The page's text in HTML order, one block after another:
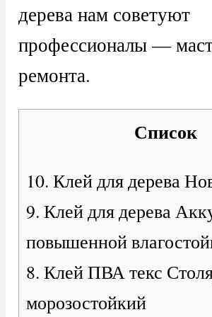
дерева нам советуют
профессионалы —
ремонта.
Список
10. Клей для дерева
9. Клей для дерева
повышенной
8. Клей ПВА текс
морозостойкий